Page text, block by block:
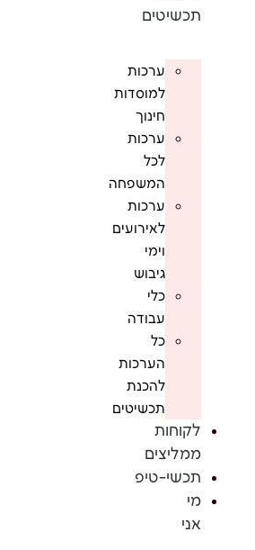
תכשיטים
ערכות
למוסדות
חינוך
ערכות
לכל
המשפחה
ערכות
לאירועים
וימי
גיבוש
כלי
עבודה
כל
הערכות
להכנת
תכשיטים
לקוחות
ממליצים
תכשי-טיפ
מי
אני